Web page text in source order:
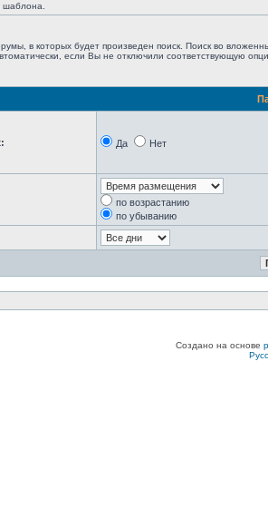
шаблона.
в которых будет произведен поиск. Поиск во
если Вы не отключили соответствующую
Да Нет
по возрастанию
по убыванию
Создано на основе